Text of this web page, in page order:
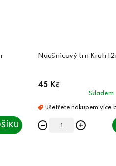
Náušnicový trn Kruh
45 Kč
Skladem